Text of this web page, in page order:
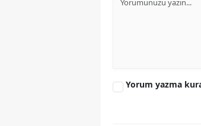
Yorum yazma